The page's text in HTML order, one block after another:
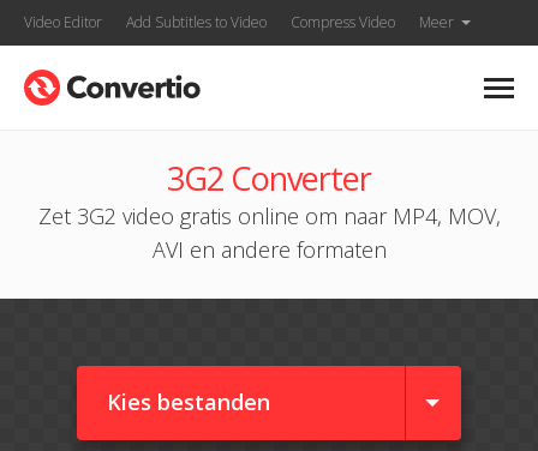
Video Editor Add Subtitles to Video Compress Video Meer
3G2 Converter
Zet 3G2 video gratis online om naar MP4, MOV,
AVI en andere formaten
Kies bestanden